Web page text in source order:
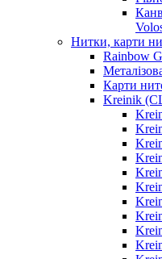
Нитки, карти
Rainbow
Карти
Kreinik